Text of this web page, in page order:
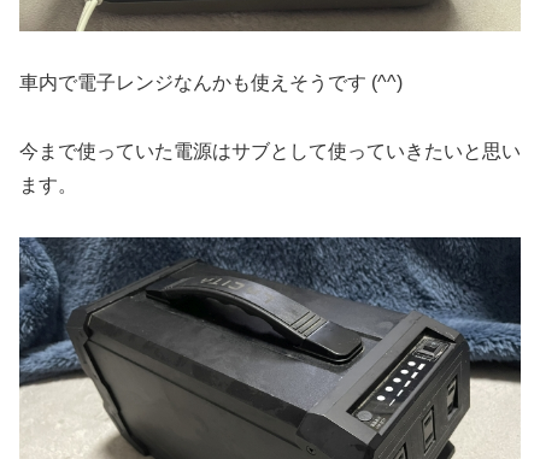
車内で電子レンジなんかも使えそうです (^^)
今まで使っていた電源はサブとして使っていきたいと思い
ます。